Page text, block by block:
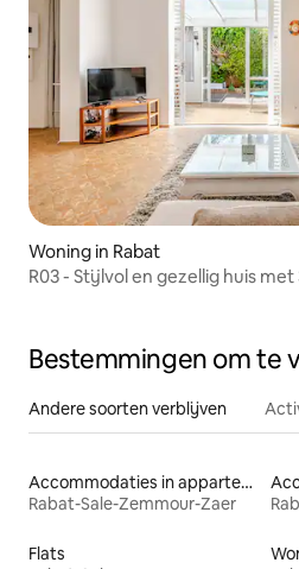
Woning in Rabat
R03 - Stijlvol en gezellig huis met
Bestemmingen om te
Andere soorten verblijven
Accommodaties in appartementen met diensten
Rabat-Sale-Zemmour-Zaer
Flats